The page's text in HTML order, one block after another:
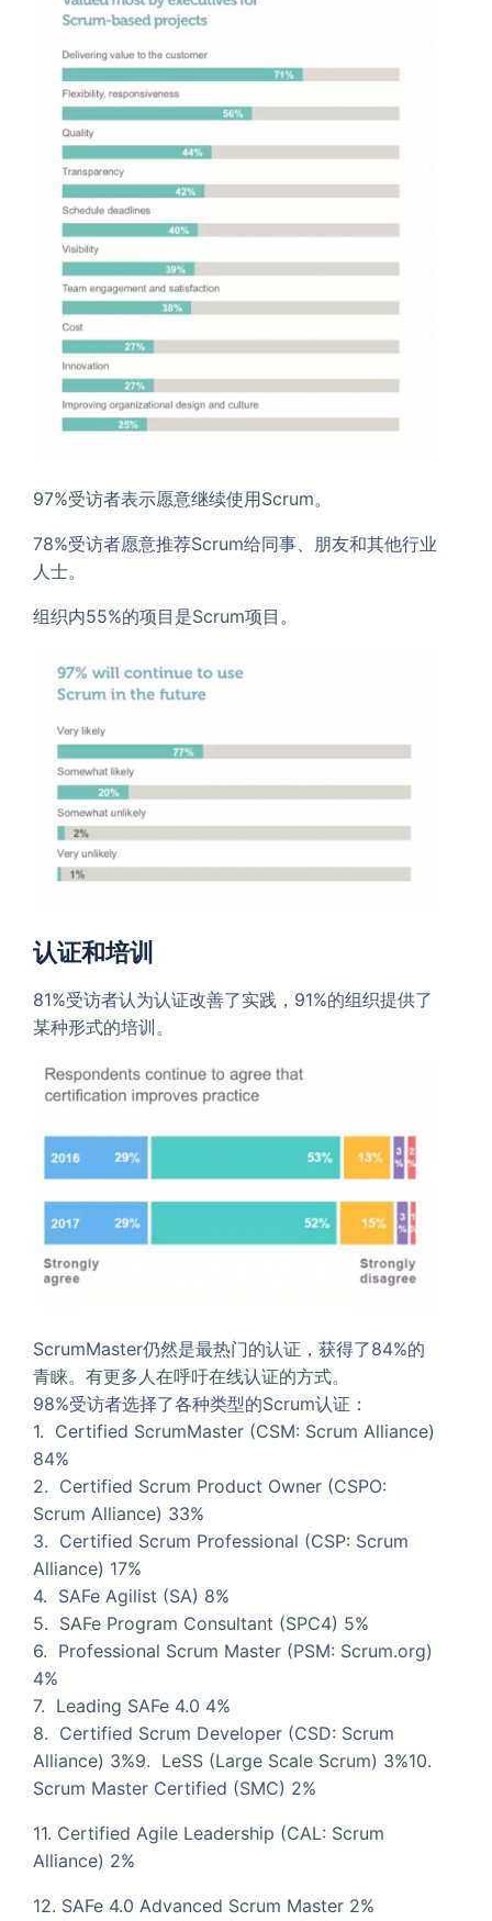
97%受访者表示愿意继续使用Scrum。
78%受访者愿意推荐Scrum给同事、朋友和其他行业
人士。
组织内55%的项目是Scrum项目。
认证和培训
81%受访者认为认证改善了实践，91%的组织提供了
某种形式的培训。
ScrumMaster仍然是最热门的认证，获得了84%的
青睐。有更多人在呼吁在线认证的方式。
98%受访者选择了各种类型的Scrum认证：
1. Certified ScrumMaster (CSM: Scrum Alliance)
84%
2. Certified Scrum Product Owner (CSPO:
Scrum Alliance) 33%
3. Certified Scrum Professional (CSP: Scrum
Alliance) 17%
4. SAFe Agilist (SA) 8%
5. SAFe Program Consultant (SPC4) 5%
6. Professional Scrum Master (PSM: Scrum.org)
4%
7. Leading SAFe 4.0 4%
8. Certified Scrum Developer (CSD: Scrum
Alliance) 3%9. LeSS (Large Scale Scrum) 3%10.
Scrum Master Certified (SMC) 2%
11. Certified Agile Leadership (CAL: Scrum
Alliance) 2%
12. SAFe 4.0 Advanced Scrum Master 2%